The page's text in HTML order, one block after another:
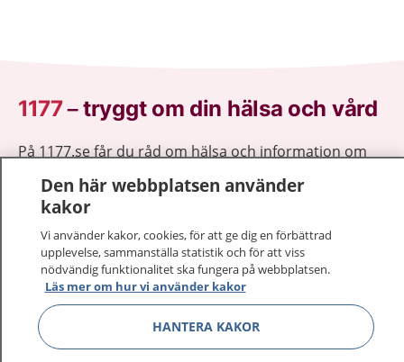
1177–tryggt om din hälsa och vård
På 1177.se får du råd om hälsa och information om
Logga in för att läsa din journal och göra dina
vårdärenden. Ring telefonnummer 1177 för
sjukvårdsrådgivning dygnet runt.
1177 ger dig råd när du vill må bättre.
Den här webbplatsen använder
kakor
Vi använder kakor, cookies, för att ge dig en förbättrad
upplevelse, sammanställa statistik och för att viss
nödvändig funktionalitet ska fungera på webbplatsen.
Läs mer om hur vi använder kakor
HANTERA KAKOR